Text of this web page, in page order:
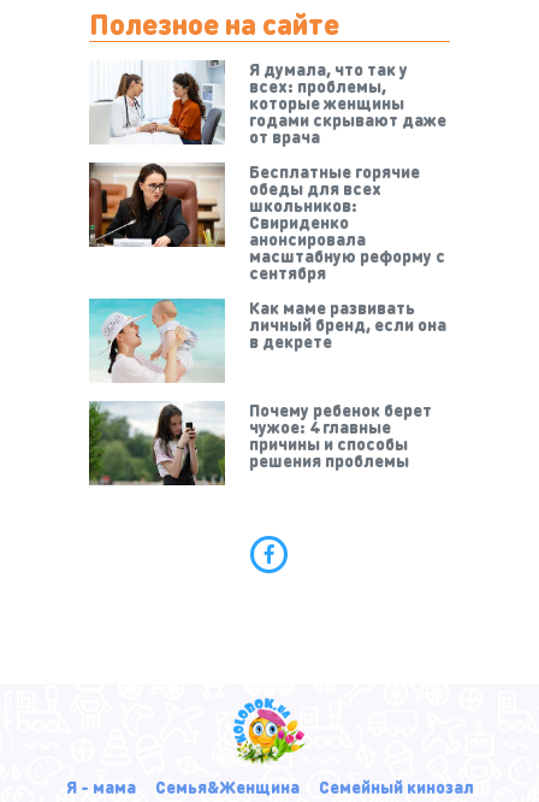
Полезное на сайте
Я думала, что так у
всех: проблемы,
которые женщины
годами скрывают даже
от врача
Бесплатные горячие
обеды для всех
школьников:
Свириденко
анонсировала
масштабную реформу с
сентября
Как маме развивать
личный бренд, если она
в декрете
Почему ребенок берет
чужое: 4 главные
причины и способы
решения проблемы
Я - мама Семья&Женщина
Семейный кинозал